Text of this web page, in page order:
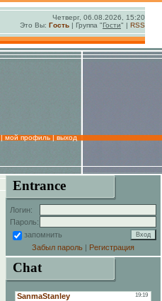
Четверг, 06.08.2026, 15:20
Это Вы: Гость | Группа "Гости" | RSS
мой профиль|выход
Entrance
Логин:
Пароль:
запомнить
Забыл пароль | Регистрация
Chat